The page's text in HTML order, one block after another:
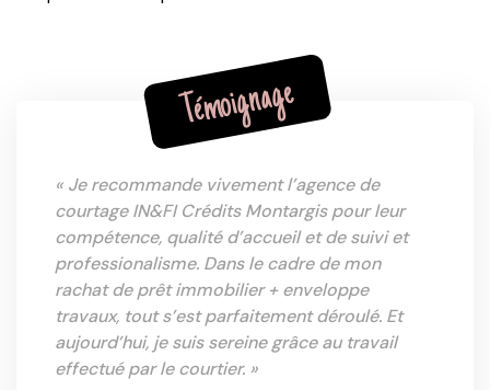
Témoignage
« Je recommande vivement l’agence de
courtage IN&FI Crédits Montargis pour leur
compétence, qualité d’accueil et de suivi et
professionalisme. Dans le cadre de mon
rachat de prêt immobilier + enveloppe
travaux, tout s’est parfaitement déroulé. Et
aujourd’hui, je suis sereine grâce au travail
effectué par le courtier. »